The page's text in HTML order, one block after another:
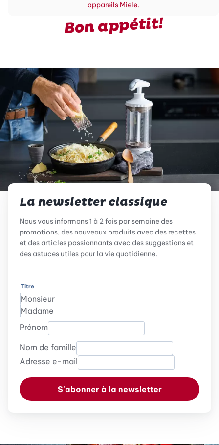
appareils Miele.
Bon appétit!
La newsletter classique
Nous vous informons 1 à 2 fois par semaine des
promotions, des nouveaux produits avec des recettes
et des articles passionnants avec des suggestions et
des astuces utiles pour la vie quotidienne.
Titre
Monsieur
Madame
Prénom
Nom de famille
Adresse e-mail
S'abonner à la newsletter